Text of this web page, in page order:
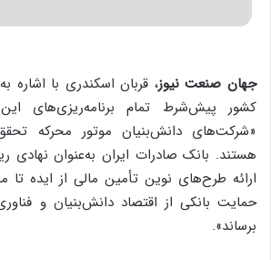
جهان صنعت نیوز، قربان اسکندری با اشاره
کشور پیش‌شرط تمام برنامه‌ریزی‌های
«شرکت‌های دانش‌بنیان موتور محرکه
هستند. بانک صادرات ایران به‌عنوان نهادی
ارائه طرح‌های نوین تأمین مالی از ایده
حمایت بانکی از اقتصاد دانش‌بنیان و
برساند».